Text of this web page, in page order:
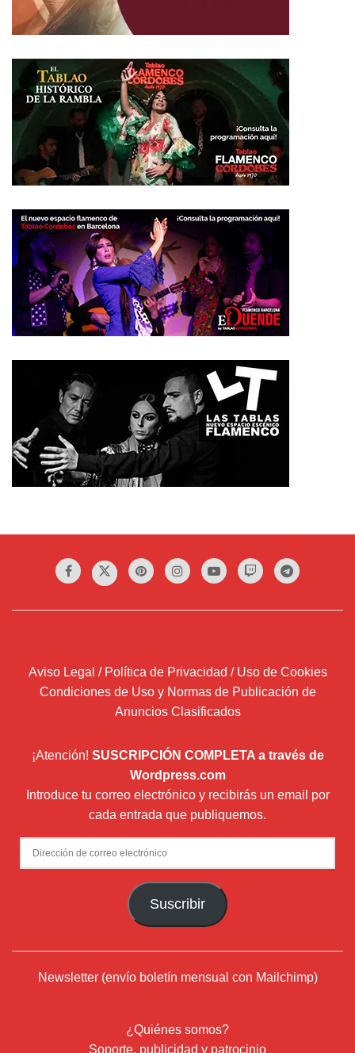
Aviso Legal / Política de Privacidad / Uso de Cookies
Condiciones de Uso y Normas de Publicación de
Anuncios Clasificados
¡Atención! SUSCRIPCIÓN COMPLETA a través de
Wordpress.com
Introduce tu correo electrónico y recibirás un email por
cada entrada que publiquemos.
Dirección
de
Suscribir
Newsletter (envío boletín mensual con Mailchimp)
¿Quiénes somos?
Soporte, publicidad y patrocinio